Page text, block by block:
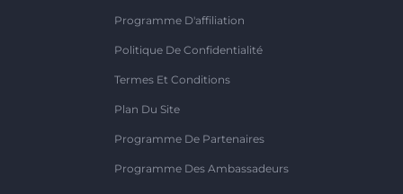
Programme D'affiliation
Politique De Confidentialité
Termes Et Conditions
Plan Du Site
Programme De Partenaires
Programme Des Ambassadeurs